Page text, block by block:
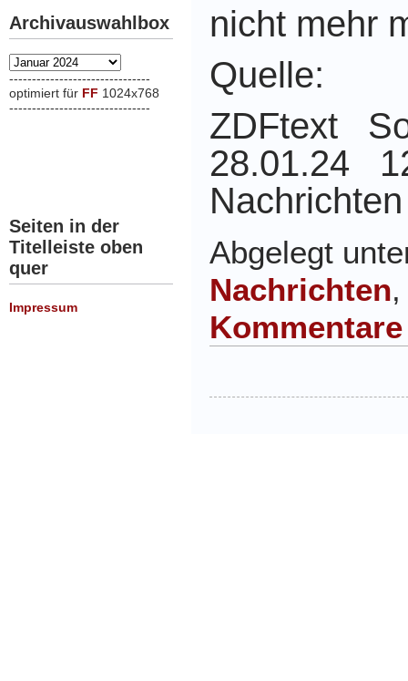
Archivauswahlbox
Archivauswahlbox
-------------------------------
optimiert für FF 1024x768
-------------------------------
Seiten in der
Titelleiste oben
quer
Impressum
nicht mehr
Quelle:
ZDFtext
N
Abgelegt
Nachrichten